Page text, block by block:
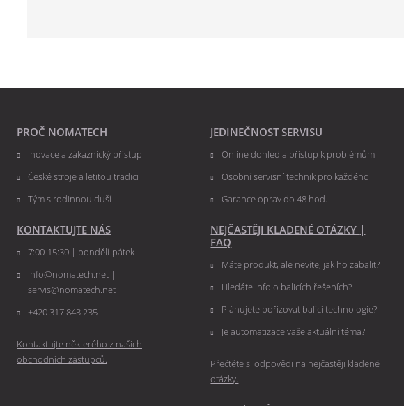
PROČ NOMATECH
Inovace a zákaznický přístup
České stroje a letitou tradici
Tým s rodinnou duší
KONTAKTUJTE NÁS
7:00-15:30 | pondělí-pátek
info@nomatech.net |
servis@nomatech.net
+420 317 843 235
Kontaktujte některého z našich
obchodních zástupců.
JEDINEČNOST SERVISU
Online dohled a přístup k problémům
Osobní servisní technik pro každého
Garance oprav do 48 hod.
NEJČASTĚJI KLADENÉ OTÁZKY |
FAQ
Máte produkt, ale nevíte, jak ho zabalit?
Hledáte info o balicích řešeních?
Plánujete pořizovat balící technologie?
Je automatizace vaše aktuální téma?
Přečtěte si odpovědi na nejčastěji kladené
otázky.